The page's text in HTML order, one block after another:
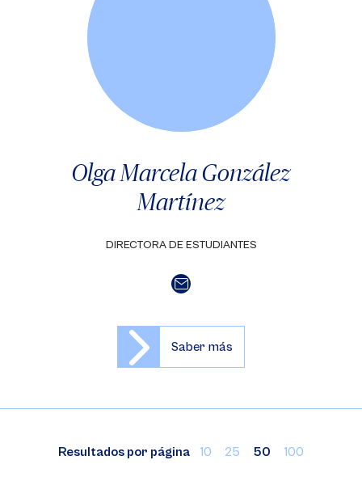
Olga Marcela González
Martínez
DIRECTORA DE ESTUDIANTES
Saber más
Resultados por página 10 25 50 100